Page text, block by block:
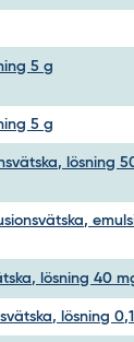
5 g
5 g
lösning
lösning 40
lösning